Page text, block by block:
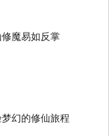
魔易如反掌
幻的修仙旅程